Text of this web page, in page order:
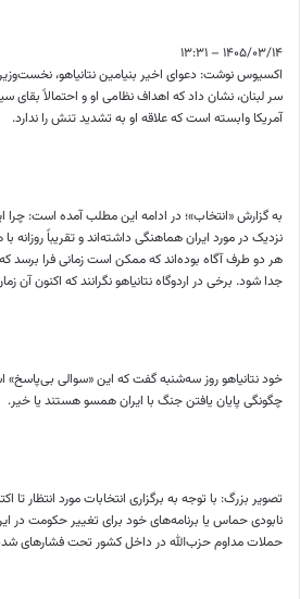
۱۴۰۵/۰۳/۱۴ – ۱۳:۳۱
اکسیوس نوشت: دعوای اخیر بنیامین نتانیاهو،
سر لبنان، نشان داد که اهداف نظامی او و احتمالاً
آمریکا وابسته است که علاقه او به تشدید تنش را ندارد.
به گزارش «انتخاب»؛ در ادامه این مطلب آمده است: چرا
نزدیک در مورد ایران هماهنگی داشته‌اند و تقریباً
هر دو طرف آگاه بوده‌اند که ممکن است زمانی فرا برسد
جدا شود. برخی در اردوگاه نتانیاهو نگرانند که اکنون آن
خود نتانیاهو روز سه‌شنبه گفت که این «سوالی بی‌پاسخ»
چگونگی پایان یافتن جنگ با ایران همسو هستند یا خیر.
تصویر بزرگ: با توجه به برگزاری انتخابات مورد انتظار تا
نابودی حماس یا برنامه‌های خود برای تغییر حکومت در
حملات مداوم حزب‌الله در داخل کشور تحت فشارهای